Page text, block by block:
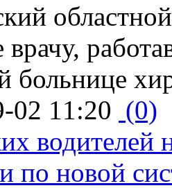
врачу,
больнице
02 11:20 (0)
водителей
по новой